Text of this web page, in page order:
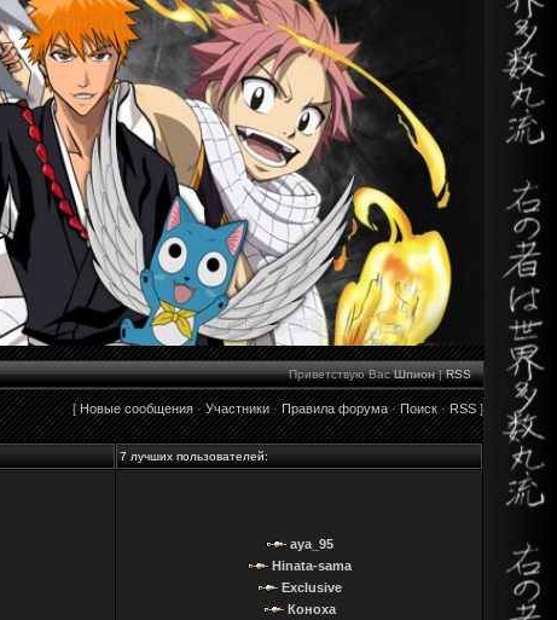
Приветствую Вас Шпион|RSS
[Новые сообщения·Участники·Правила форума·Поиск·RSS]
7 лучших пользователей:
aya_95
Hinata-sama
Exclusive
Коноха